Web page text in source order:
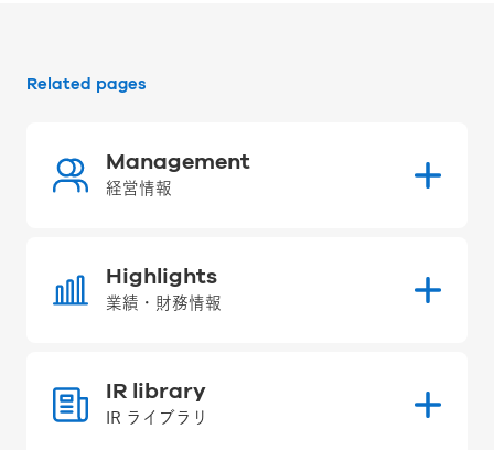
Related pages
Management
経営情報
Highlights
業績・財務情報
IR library
IR ライブラリ